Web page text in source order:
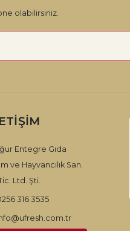
olabilirsiniz.
Entegre Gıda
ve Hayvancılık San.
Ltd. Şti.
316 3535